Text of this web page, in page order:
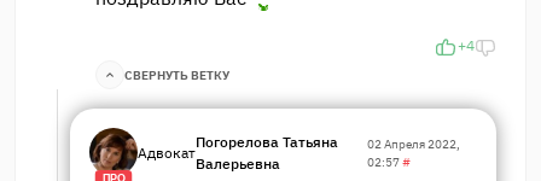
+4
СВЕРНУТЬ ВЕТКУ
ПРО
Адвокат
Погорелова Татьяна
Валерьевна
02 Апреля 2022,
02:57#